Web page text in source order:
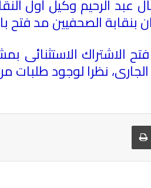
الرحيم وكيل أول
بنقابة الصحفيين مد فتح
الاشتراك الاستثنائى
طباعة